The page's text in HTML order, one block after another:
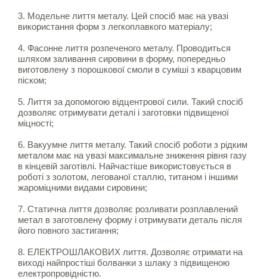
3. Модельне лиття металу. Цей спосіб має на увазі
використання форм з легкоплавкого матеріалу;
4. Фасонне лиття розпеченого металу. Проводиться
шляхом заливання сировини в форму, попередньо
виготовлену з порошкової смоли в суміші з кварцовим
піском;
5. Лиття за допомогою відцентрової сили. Такий спосіб
дозволяє отримувати деталі і заготовки підвищеної
міцності;
6. Вакуумне лиття металу. Такий спосіб роботи з рідким
металом має на увазі максимальне зниження рівня газу
в кінцевій заготівлі. Найчастіше використовується в
роботі з золотом, легованої сталлю, титаном і іншими
жароміцними видами сировини;
7. Статична лиття дозволяє розливати розплавлений
метал в заготовлену форму і отримувати деталь після
його повного застигання;
8. ЕЛЕКТРОШЛАКОВИХ лиття. Дозволяє отримати на
виході найпростіші болванки з шлаку з підвищеною
електропровідністю.